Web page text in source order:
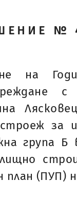
№
на
за
група Б
(ПУП)